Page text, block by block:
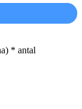
* antal